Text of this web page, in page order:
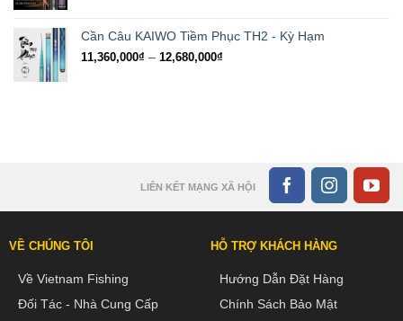
4,870,000₫
đến
6,620,000₫
Cần Câu KAIWO Tiềm Phục TH2 - Kỳ Hạm
11,360,000₫ – 12,680,000₫
LIÊN KẾT MẠNG XÃ HỘI
VỀ CHÚNG TÔI
Về Vietnam Fishing
Đối Tác - Nhà Cung Cấp
HỖ TRỢ KHÁCH HÀNG
Hướng Dẫn Đặt Hàng
Chính Sách Bảo Mật